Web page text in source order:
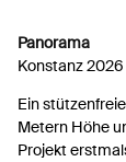
Panorama
Konstanz 2026
Ein
Metern Höhe
Projekt